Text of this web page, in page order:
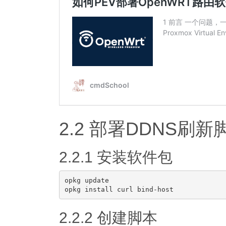
2.2 部署DDNS刷新
2.2.1 安装软件包
opkg update
2.2.2 创建脚本